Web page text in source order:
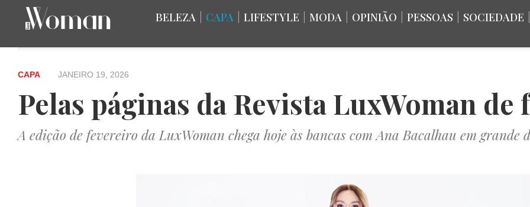
BELEZA CAPA LIFESTYLE MODA OPINIÃO PESSOAS SOCIEDADE
CAPA JANEIRO 19, 2026
Pelas páginas da Revista LuxWoman de
A edição de fevereiro da LuxWoman chega hoje às bancas com Ana Bacalhau em grande